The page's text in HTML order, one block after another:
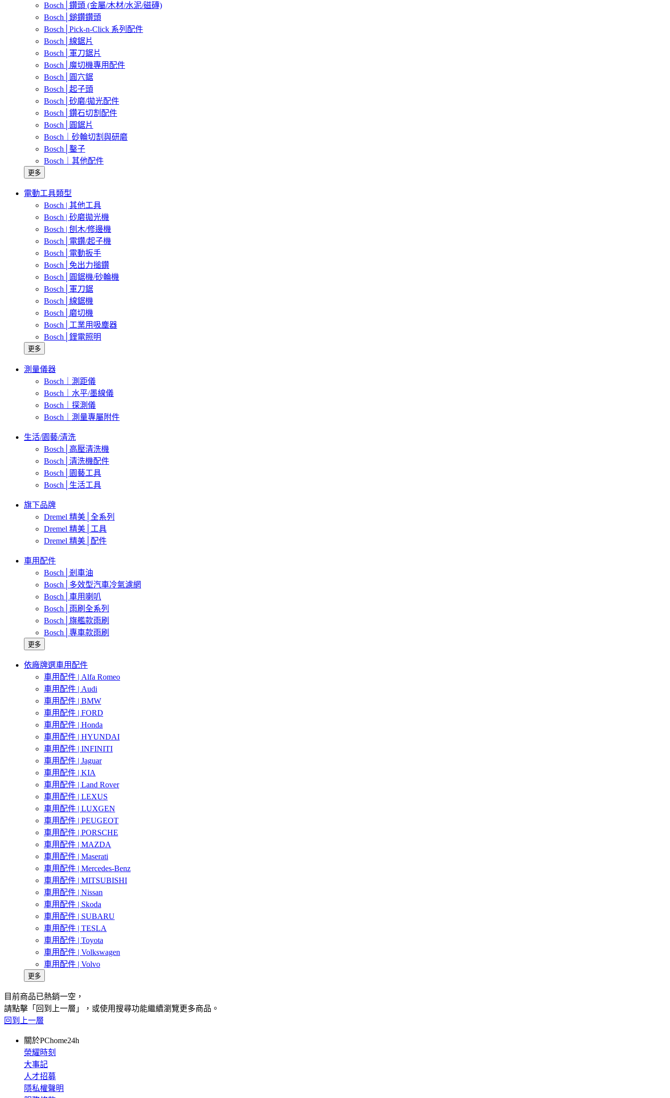
Bosch│鑽頭 (金屬/木材/水泥/磁磚)
Bosch│鎚鑽鑽頭
Bosch│Pick-n-Click 系列配件
Bosch│線鋸片
Bosch│軍刀鋸片
Bosch│魔切機專用配件
Bosch│圓穴鋸
Bosch│起子頭
Bosch│砂磨/拋光配件
Bosch│鑽石切割配件
Bosch│圓鋸片
Bosch｜砂輪切割與研磨
Bosch│鑿子
Bosch｜其他配件
更多
電動工具類型
Bosch | 其他工具
Bosch | 砂磨拋光機
Bosch | 刨木/修邊機
Bosch│電鑽/起子機
Bosch│電動扳手
Bosch│免出力搥鑽
Bosch│圓鋸機/砂輪機
Bosch│軍刀鋸
Bosch│線鋸機
Bosch│磨切機
Bosch│工業用吸塵器
Bosch│鋰電照明
更多
測量儀器
Bosch｜測距儀
Bosch｜水平/墨線儀
Bosch｜探測儀
Bosch｜測量專屬附件
生活/園藝/清洗
Bosch│高壓清洗機
Bosch│清洗機配件
Bosch│園藝工具
Bosch│生活工具
旗下品牌
Dremel 精美│全系列
Dremel 精美│工具
Dremel 精美│配件
車用配件
Bosch│剎車油
Bosch│多效型汽車冷氣濾網
Bosch│車用喇叭
Bosch│雨刷全系列
Bosch│旗艦款雨刷
Bosch│專車款雨刷
更多
依廠牌選車用配件
車用配件 | Alfa Romeo
車用配件 | Audi
車用配件 | BMW
車用配件 | FORD
車用配件 | Honda
車用配件 | HYUNDAI
車用配件 | INFINITI
車用配件 | Jaguar
車用配件 | KIA
車用配件 | Land Rover
車用配件 | LEXUS
車用配件 | LUXGEN
車用配件 | PEUGEOT
車用配件 | PORSCHE
車用配件 | MAZDA
車用配件 | Maserati
車用配件 | Mercedes-Benz
車用配件 | MITSUBISHI
車用配件 | Nissan
車用配件 | Skoda
車用配件 | SUBARU
車用配件 | TESLA
車用配件 | Toyota
車用配件 | Volkswagen
車用配件 | Volvo
更多
目前商品已熱銷一空，
請點擊「回到上一層」，或使用搜尋功能繼續瀏覽更多商品。
回到上一層
關於PChome24h
榮耀時刻
大事記
人才招募
隱私權聲明